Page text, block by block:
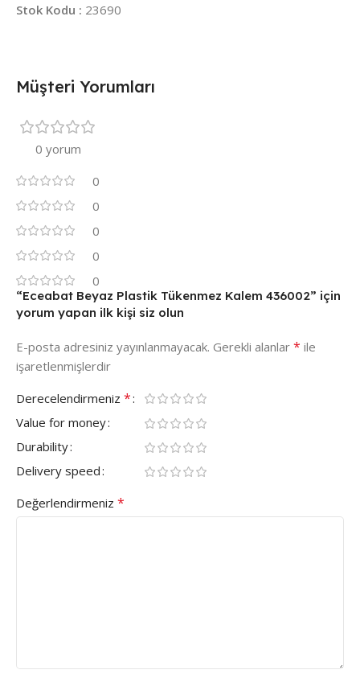
Stok Kodu : 23690
Müşteri Yorumları
0 yorum
0
0
0
0
0
“Eceabat Beyaz Plastik Tükenmez Kalem 436002” için
yorum yapan ilk kişi siz olun
E-posta adresiniz yayınlanmayacak. Gerekli alanlar * ile
işaretlenmişlerdir
Derecelendirmeniz *
Value for money
Durability
Delivery speed
Değerlendirmeniz *